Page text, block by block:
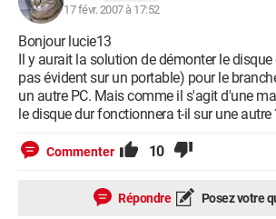
17 févr. 2007 à 17:52
Bonjour lucie13
Il y aurait la solution de démonter le
pas évident sur un portable) pour le
un autre PC. Mais comme il s'agit d'une
le disque dur fonctionnera t-il sur une autre
Commenter 10
Répondre Posez votre